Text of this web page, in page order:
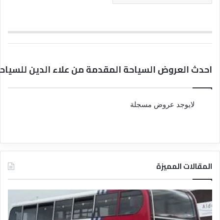
احدث العروض السياحة المقدمة من علاء الدين
لايوجد عروض مسجلة
المقالات المميزة
ل
ي